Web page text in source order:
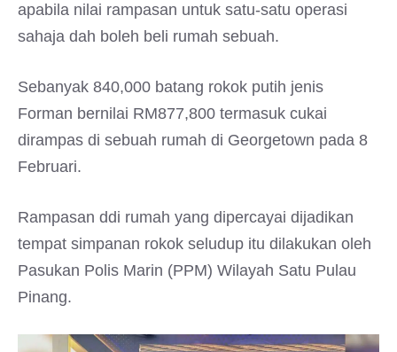
apabila nilai rampasan untuk satu-satu operasi
sahaja dah boleh beli rumah sebuah.
Sebanyak 840,000 batang rokok putih jenis
Forman bernilai RM877,800 termasuk cukai
dirampas di sebuah rumah di Georgetown pada 8
Februari.
Rampasan ddi rumah yang dipercayai dijadikan
tempat simpanan rokok seludup itu dilakukan oleh
Pasukan Polis Marin (PPM) Wilayah Satu Pulau
Pinang.